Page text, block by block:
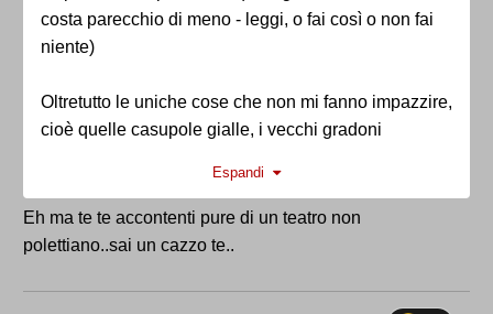
costa parecchio di meno - leggi, o fai così o non fai
niente)
Oltretutto le uniche cose che non mi fanno impazzire,
cioè quelle casupole gialle, i vecchi gradoni
di rosso e verde penso sarebbero tranquillamente
evitabili o modificabili, soprattutto gli alberi.
Espandi
Eh ma te te accontenti pure di un teatro non
polettiano..sai un cazzo te..